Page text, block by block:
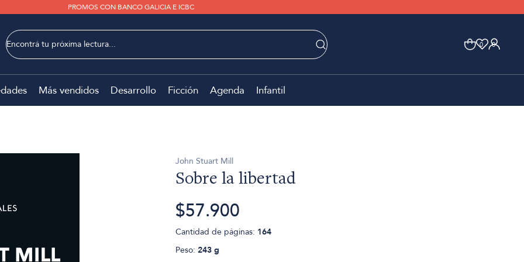
PROMOS CON BANCO GALICIA E ICBC
0 0
Más vendidos Desarrollo Ficción Agenda Infantil
John Stuart Mill
Sobre la libertad
$57.900
Cantidad de páginas: 164
Peso: 243 g